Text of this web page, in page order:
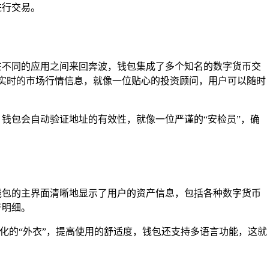
交易。
同的应用之间来回奔波，钱包集成了多个知名的数字货币交
时的市场行情信息，就像一位贴心的投资顾问，用户可以随时
包会自动验证地址的有效性，就像一位严谨的“安检员”，确
的主界面清晰地显示了用户的资产信息，包括各种数字货币
细。
“外衣”，提高使用的舒适度，钱包还支持多语言功能，这就